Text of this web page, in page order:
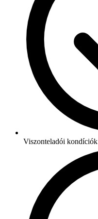
Viszonteladói kondíciók